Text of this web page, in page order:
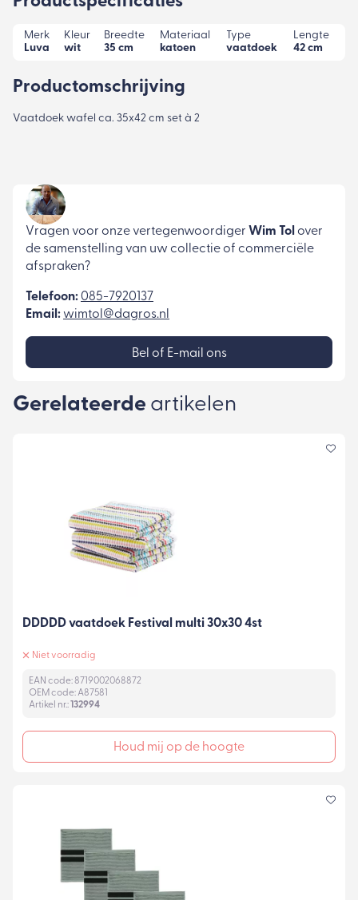
Merk
Luva
Kleur
wit
Breedte
35 cm
Materiaal
katoen
Type
vaatdoek
Lengte
42 cm
Productomschrijving
Vaatdoek wafel ca. 35x42 cm set à 2
Vragen voor onze vertegenwoordiger Wim Tol over
de samenstelling van uw collectie of commerciële
afspraken?
Bel of E-mail ons
Telefoon:085-7920137
Email:wimtol@dagros.nl
Gerelateerde artikelen
DDDDD vaatdoek Festival multi 30x30 4st
Niet voorradig
EAN code: 8719002068872
OEM code: A87581
Artikel nr.:132994
Houd mij op de hoogte